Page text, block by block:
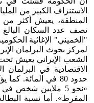
الاستنزاف الكبير من
"الخميني" الإغاثية
الشعب الإيراني يعيش
الاقتصادية في
حدود 80 في
«نحو 5 ملايين شخص